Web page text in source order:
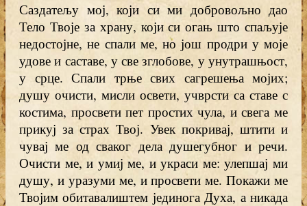
Саздатељу мој, који си ми добровољно дао
Тело Твоје за храну, који си огањ што спаљује
недостојне, не спали ме, но још продри у моје
удове и саставе, у све зглобове, у унутрашњост,
у срце. Спали трње свих сагрешења мојих;
душу очисти, мисли освети, учврсти са ставе с
костима, просвети пет простих чула, и свега ме
прикуј за страх Твој. Увек покривај, штити и
чувај ме од сваког дела душегубног и речи.
Очисти ме, и умиј ме, и украси ме: улепшај ми
душу, и уразуми ме, и просвети ме. Покажи ме
Твојим обитавалиштем јединога Духа, а никада